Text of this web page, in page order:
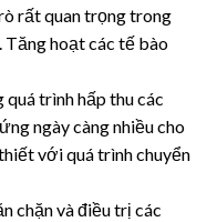
rất quan trọng trong
Tăng hoạt các tế bào
trình hấp thu các
ngày càng nhiều cho
với quá trình chuyển
chặn và điều trị các